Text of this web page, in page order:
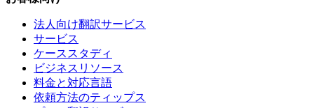
法人向け翻訳サービス
サービス
ケーススタディ
ビジネスリソース
料金と対応言語
依頼方法のティップス